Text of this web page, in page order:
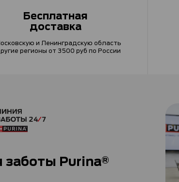
Бесплатная
доставка
и Ленинградскую область
регионы от 3500 руб по России
Purina®